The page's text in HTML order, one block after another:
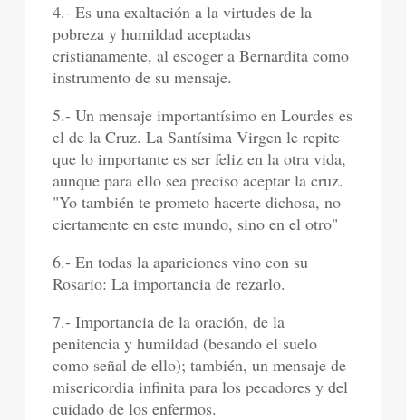
4.- Es una exaltación a la virtudes de la
pobreza y humildad aceptadas
cristianamente, al escoger a Bernardita como
instrumento de su mensaje.
5.- Un mensaje importantísimo en Lourdes es
el de la Cruz. La Santísima Virgen le repite
que lo importante es ser feliz en la otra vida,
aunque para ello sea preciso aceptar la cruz.
"Yo también te prometo hacerte dichosa, no
ciertamente en este mundo, sino en el otro"
6.- En todas la apariciones vino con su
Rosario: La importancia de rezarlo.
7.- Importancia de la oración, de la
penitencia y humildad (besando el suelo
como señal de ello); también, un mensaje de
misericordia infinita para los pecadores y del
cuidado de los enfermos.